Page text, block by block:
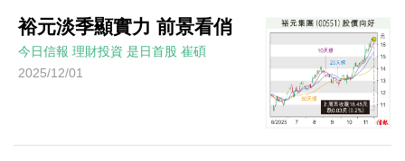
裕元淡季顯實力 前景看俏
今日信報 理財投資 是日首股 崔碩
2025/12/01